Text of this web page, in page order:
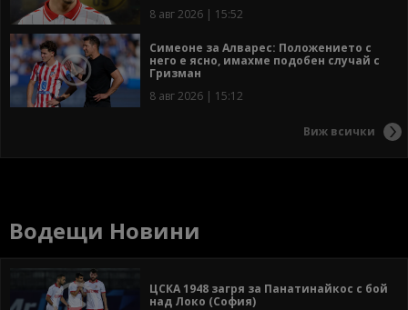
8 авг 2026 | 15:52
Симеоне за Алварес: Положението с
него е ясно, имахме подобен случай с
Гризман
8 авг 2026 | 15:12
Виж всички
Водещи Новини
ЦСКА 1948 загря за Панатинайкос с бой
над Локо (София)